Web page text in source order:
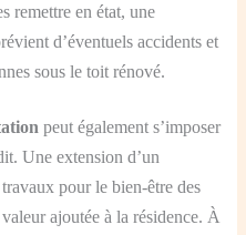
remettre en état, une
d’éventuels accidents et
sous le toit rénové.
peut également s’imposer
Une extension d’un
pour le bien-être des
ajoutée à la résidence. À